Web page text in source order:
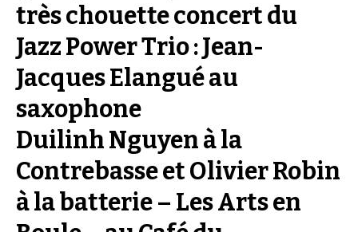
très chouette concert du
Jazz Power Trio : Jean-
Jacques Elangué au
saxophone
Duilinh Nguyen à la
Contrebasse et Olivier Robin
à la batterie – Les Arts en